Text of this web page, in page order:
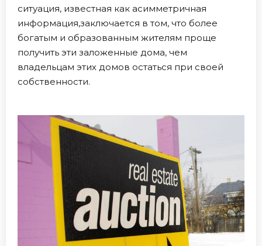
ситуация, известная как асимметричная
информация,заключается в том, что более
богатым и образованным жителям проще
получить эти заложенные дома, чем
владельцам этих домов остаться при своей
собственности.